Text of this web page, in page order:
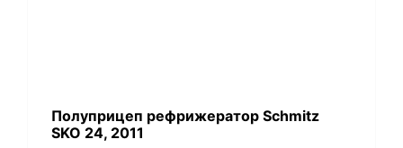
Полуприцеп рефрижератор Schmitz
SKO 24, 2011